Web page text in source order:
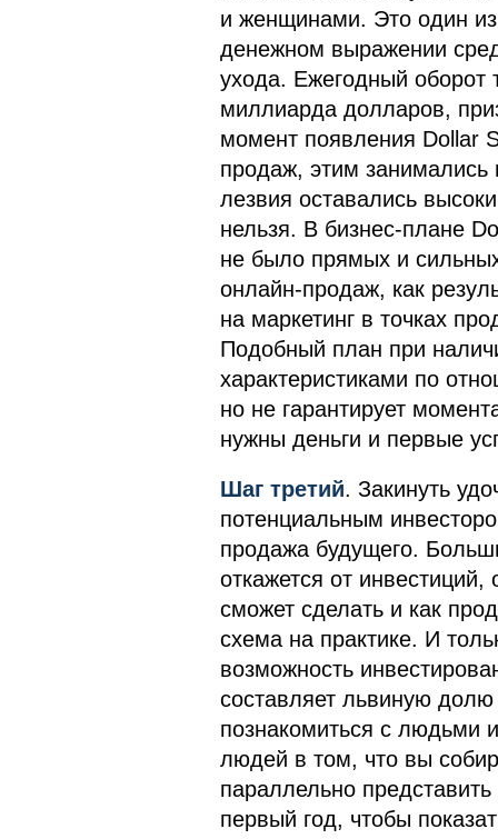
и женщинами. Это один
денежном выражении
ухода. Ежегодный оборот
миллиарда долларов,
момент появления Dollar
продаж, этим
лезвия оставались
нельзя. В бизнес-плане
не было прямых и
онлайн-продаж, как
на маркетинг в точках
Подобный план при
характеристиками по
но не гарантирует
нужны деньги и первые
Шаг третий. Закинуть
потенциальным
продажа будущего.
откажется от инвестиций,
сможет сделать и как
схема на практике. И
возможность
составляет львиную
познакомиться с людьми
людей в том, что вы
параллельно
первый год, чтобы